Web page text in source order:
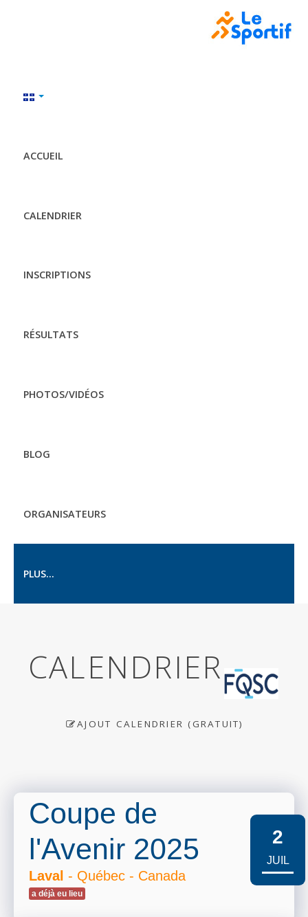
ACCUEIL
CALENDRIER
INSCRIPTIONS
RÉSULTATS
PHOTOS/VIDÉOS
BLOG
ORGANISATEURS
PLUS...
CALENDRIER
AJOUT CALENDRIER (GRATUIT)
Coupe de
l'Avenir 2025
Laval - Québec - Canada
a déjà eu lieu
2
JUIL